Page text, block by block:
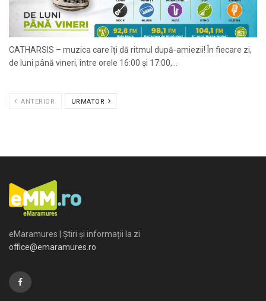
CATHARSIS – muzica care îți dă ritmul după-amiezii! În fiecare zi,
de luni până vineri, între orele 16:00 și 17:00,...
ANTERIOR URMATOR
eMaramures | Știri și informații la zi
office@emaramures.ro